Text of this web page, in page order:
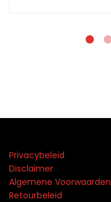
Privacybeleid
Disclaimer
Algemene Voorwaarden
Retourbeleid